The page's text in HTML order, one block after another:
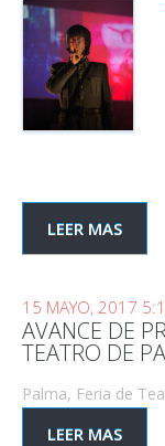
LEER MAS
15 MAYO, 2017
AVANCE DE
TEATRO DE
Palma, Feria de
LEER MAS